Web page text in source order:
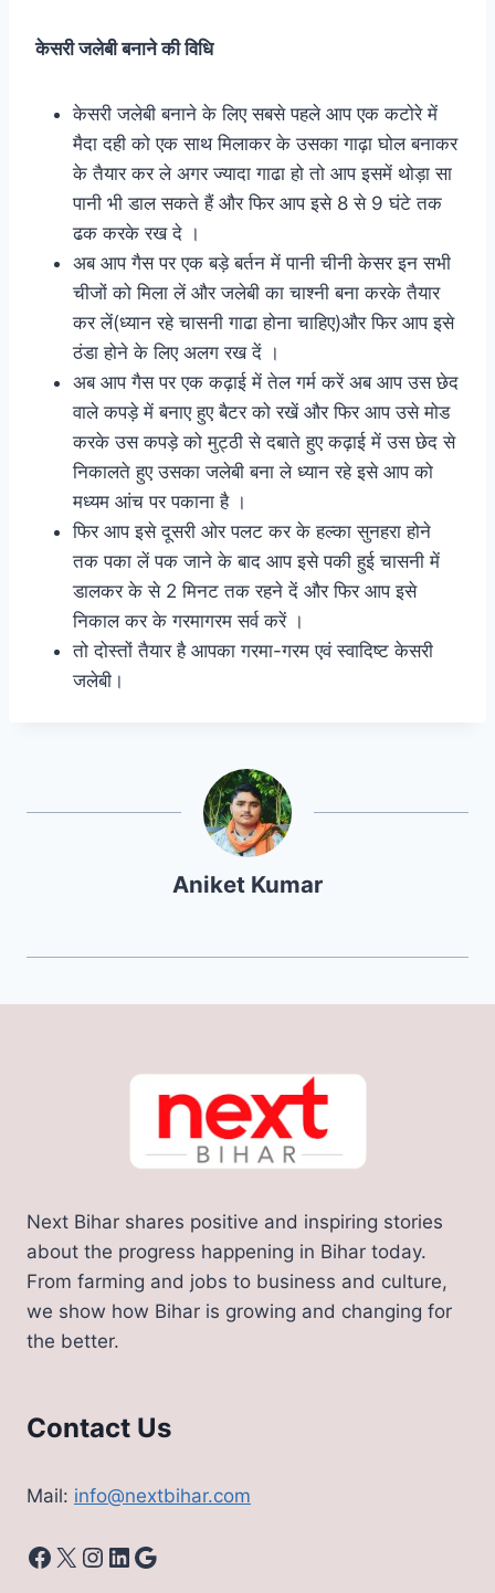
केसरी जलेबी बनाने की वि​धि
केसरी जलेबी बनाने के लिए सबसे पहले आप एक कटोरे में
मैदा दही को एक साथ मिलाकर के उसका गाढ़ा घोल बनाकर
के तैयार कर ले अगर ज्यादा गाढा हो तो आप इसमें थोड़ा सा
पानी भी डाल सकते हैं और फिर आप इसे 8 से 9 घंटे तक
ढक करके रख दे ।
अब आप गैस पर एक बड़े बर्तन में पानी चीनी केसर इन सभी
चीजों को मिला लें और जलेबी का चाश्नी बना करके तैयार
कर लें(ध्यान रहे चासनी गाढा होना चाहिए)और फिर आप इसे
ठंडा होने के लिए अलग रख दें ।
अब आप गैस पर एक कढ़ाई में तेल गर्म करें अब आप उस छेद
वाले कपड़े में बनाए हुए बैटर को रखें और फिर आप उसे मोड
करके उस कपड़े को मुट्ठी से दबाते हुए कढ़ाई में उस छेद से
निकालते हुए उसका जलेबी बना ले ध्यान रहे इसे आप को
मध्यम आंच पर पकाना है ।
फिर आप इसे दूसरी ओर पलट कर के हल्का सुनहरा होने
तक पका लें पक जाने के बाद आप इसे पकी हुई चासनी में
डालकर के से 2 मिनट तक रहने दें और फिर आप इसे
निकाल कर के गरमागरम सर्व करें ।
तो दोस्तों तैयार है आपका गरमा-गरम एवं स्वादिष्ट केसरी
जलेबी।
Aniket Kumar
Next Bihar shares positive and inspiring stories
about the progress happening in Bihar today.
From farming and jobs to business and culture,
we show how Bihar is growing and changing for
the better.
Contact Us
Mail: info@nextbihar.com
Facebook
X Instagram
LinkedIn
Google